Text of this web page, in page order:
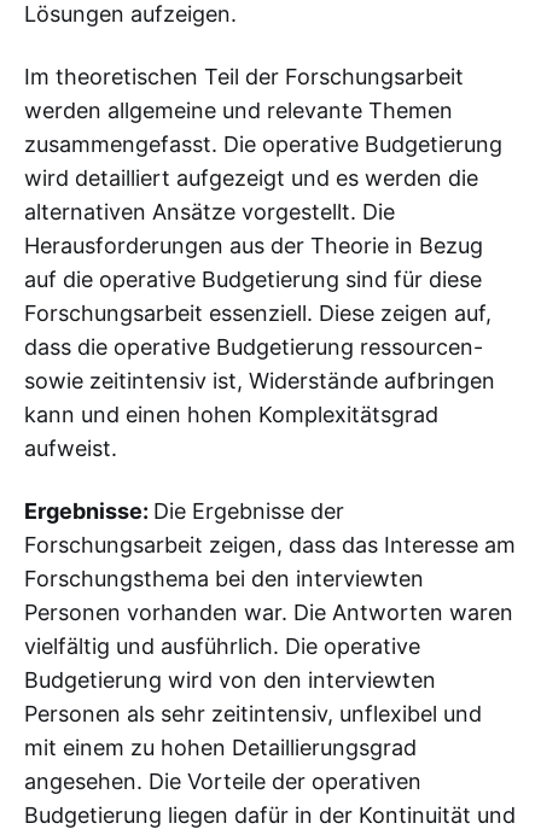
Lösungen aufzeigen.
Im theoretischen Teil der Forschungsarbeit
werden allgemeine und relevante Themen
zusammengefasst. Die operative Budgetierung
wird detailliert aufgezeigt und es werden die
alternativen Ansätze vorgestellt. Die
Herausforderungen aus der Theorie in Bezug
auf die operative Budgetierung sind für diese
Forschungsarbeit essenziell. Diese zeigen auf,
dass die operative Budgetierung ressourcen-
sowie zeitintensiv ist, Widerstände aufbringen
kann und einen hohen Komplexitätsgrad
aufweist.
Ergebnisse: Die Ergebnisse der
Forschungsarbeit zeigen, dass das Interesse am
Forschungsthema bei den interviewten
Personen vorhanden war. Die Antworten waren
vielfältig und ausführlich. Die operative
Budgetierung wird von den interviewten
Personen als sehr zeitintensiv, unflexibel und
mit einem zu hohen Detaillierungsgrad
angesehen. Die Vorteile der operativen
Budgetierung liegen dafür in der Kontinuität und